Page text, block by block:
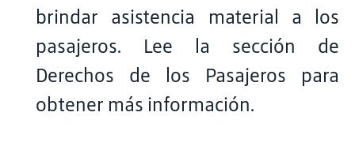
brindar asistencia material a los
pasajeros. Lee la sección de
Derechos de los Pasajeros para
obtener más información.